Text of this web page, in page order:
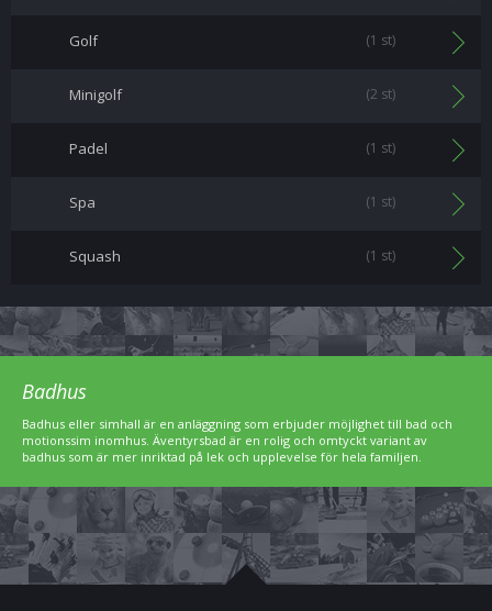
Golf (1 st)
Minigolf (2 st)
Padel (1 st)
Spa (1 st)
Squash (1 st)
Badhus
Badhus eller simhall är en anläggning som erbjuder möjlighet till bad och
motionssim inomhus. Äventyrsbad är en rolig och omtyckt variant av
badhus som är mer inriktad på lek och upplevelse för hela familjen.